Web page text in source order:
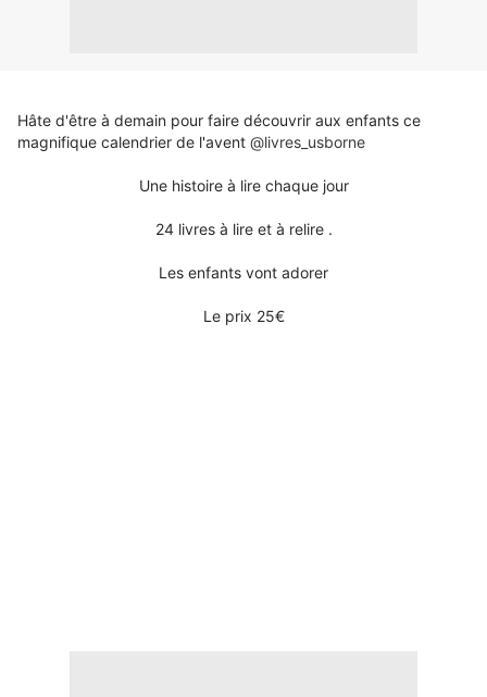
Hâte d'être à demain pour faire découvrir aux enfants ce
magnifique calendrier de l'avent @livres_usborne
Une histoire à lire chaque jour
24 livres à lire et à relire .
Les enfants vont adorer
Le prix 25€